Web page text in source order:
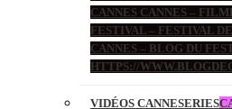
CANNES CANNES –
FESTIVAL – FESTIVAL
CANNES – BLOG DU
HTTPS://
VIDÉOS CANNESERIES